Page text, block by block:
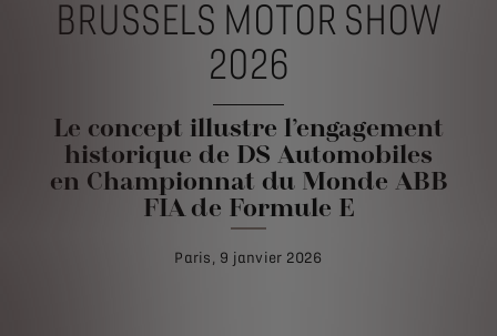
BRUSSELS MOTOR SHOW
2026
Le concept illustre l’engagement
historique de DS Automobiles
en Championnat du Monde ABB
FIA de Formule E
Paris, 9 janvier 2026